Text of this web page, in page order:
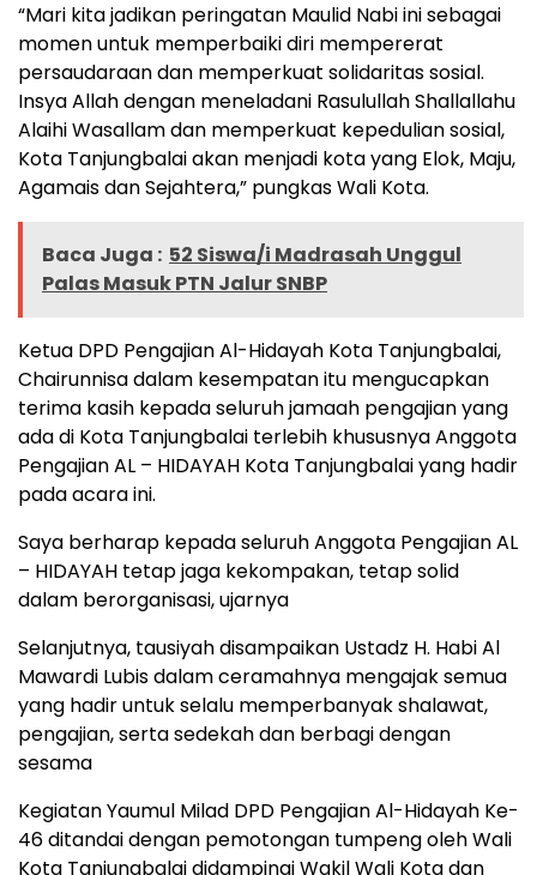
“Mari kita jadikan peringatan Maulid Nabi ini sebagai
momen untuk memperbaiki diri mempererat
persaudaraan dan memperkuat solidaritas sosial.
Insya Allah dengan meneladani Rasulullah Shallallahu
Alaihi Wasallam dan memperkuat kepedulian sosial,
Kota Tanjungbalai akan menjadi kota yang Elok, Maju,
Agamais dan Sejahtera,” pungkas Wali Kota.
Baca Juga : 52 Siswa/i Madrasah Unggul
Palas Masuk PTN Jalur SNBP
Ketua DPD Pengajian Al-Hidayah Kota Tanjungbalai,
Chairunnisa dalam kesempatan itu mengucapkan
terima kasih kepada seluruh jamaah pengajian yang
ada di Kota Tanjungbalai terlebih khususnya Anggota
Pengajian AL – HIDAYAH Kota Tanjungbalai yang hadir
pada acara ini.
Saya berharap kepada seluruh Anggota Pengajian AL
– HIDAYAH tetap jaga kekompakan, tetap solid
dalam berorganisasi, ujarnya
Selanjutnya, tausiyah disampaikan Ustadz H. Habi Al
Mawardi Lubis dalam ceramahnya mengajak semua
yang hadir untuk selalu memperbanyak shalawat,
pengajian, serta sedekah dan berbagi dengan
sesama
Kegiatan Yaumul Milad DPD Pengajian Al-Hidayah Ke-
46 ditandai dengan pemotongan tumpeng oleh Wali
Kota Tanjungbalai didampingi Wakil Wali Kota dan